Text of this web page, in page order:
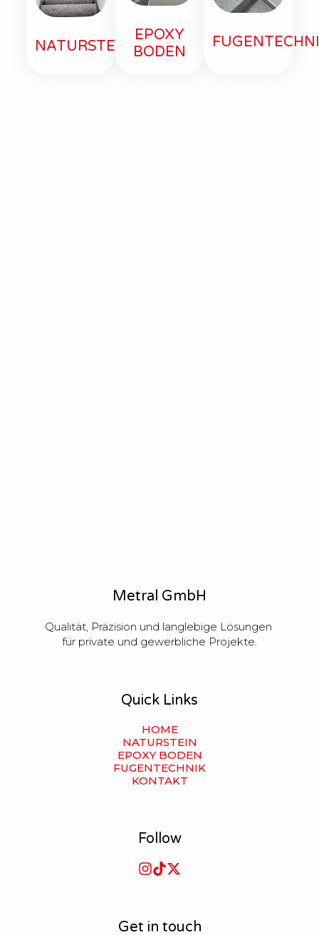
NATURSTEIN
EPOXY
BODEN
Metral GmbH
Qualität, Präzision und langlebige Lösungen
für private und gewerbliche Projekte.
Quick Links
HOME
NATURSTEIN
EPOXY BODEN
FUGENTECHNIK
KONTAKT
Follow
Get in touch